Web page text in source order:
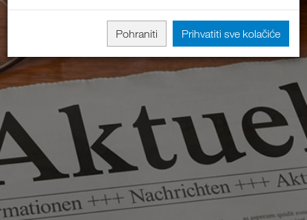
Pohraniti Prihvatiti sve kolačiće